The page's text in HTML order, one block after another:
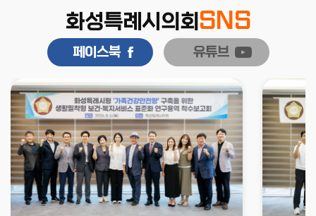
화성특례시의회 SNS
페이스북 유튜브